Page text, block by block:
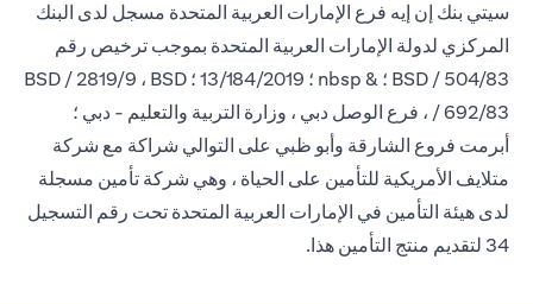
سيتي بنك إن إيه فرع الإمارات العربية المتحدة مسجل لدى البنك
المركزي لدولة الإمارات العربية المتحدة بموجب ترخيص رقم
BSD / 504/83 ؛ & nbsp ؛ 13/184/2019 ؛ BSD / 2819/9 ، BSD
/ 692/83 ، فرع الوصل دبي ، وزارة التربية والتعليم - دبي ؛
أبرمت فروع الشارقة وأبو ظبي على التوالي شراكة مع شركة
متلايف الأمريكية للتأمين على الحياة ، وهي شركة تأمين مسجلة
لدى هيئة التأمين في الإمارات العربية المتحدة تحت رقم التسجيل
34 لتقديم منتج التأمين هذا.